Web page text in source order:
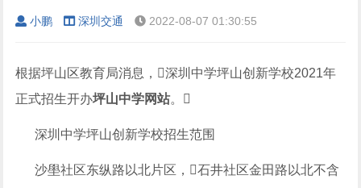
› › › ›
小鹏 深圳交通 2022-08-07 01:30:55
根据坪山区教育局消息，深圳中学坪山创新学校2021年
正式招生开办坪山中学网站。
深圳中学坪山创新学校招生范围
沙壆社区东纵路以北片区，石井社区金田路以北不含